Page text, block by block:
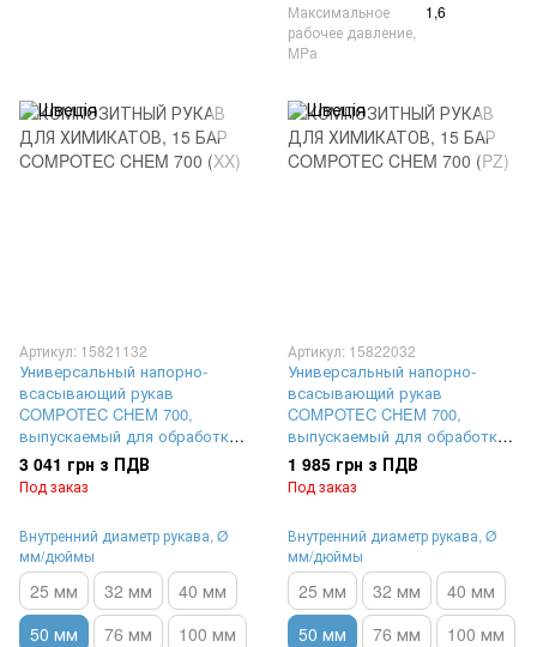
Максимальное
рабочее давление,
MPa
1,6
Артикул: 15821132
Универсальный напорно-
всасывающий рукав
COMPOTEC CHEM 700,
выпускаемый для обработки
химических веществ,
внутренняя и наружная
спирали из нержавеющей
диаметр Ø 50 мм,
максимальное рабочее
давление 15 Бар (1,5 MPa)
3 041 грн з ПДВ
Под заказ
Внутренний диаметр рукава, Ø
мм/дюймы
25 мм 32 мм
40 мм
50 мм
76 мм 100 мм
Артикул: 15822032
Универсальный напорно-
всасывающий рукав
COMPOTEC CHEM 700,
выпускаемый для обработки
химических веществ,
внутренняя спираль из
углеродистой стали,
наружная спираль из
углеродистой стали |
внутренний диаметр Ø 50 мм,
максимальное р
1 985 грн з ПДВ
Под заказ
Внутренний диаметр рукава, Ø
мм/дюймы
25 мм 32 мм
40 мм
50 мм
76 мм 100 мм